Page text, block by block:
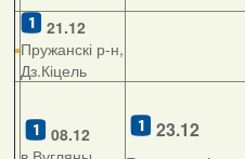
21.12
Пружанскі р-н,
Дз.Кіцель
08.12
23.12